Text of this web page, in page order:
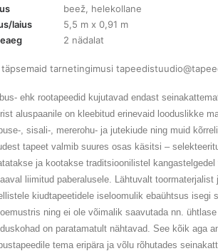
beež, helekollane
laius
5,5 m x 0,91 m
2 nädalat
tarnetingimusi
ehk rootapeedid kujutavad endast
aluspaanile on kleebitud erinevaid looduslikke
, sisali-, mererohu- ja jutekiude ning muid
tapeet valmib suures osas käsitsi –
ja kootakse traditsioonilistel
liimitud paberalusele. Lähtuvalt
kiudtapeetidele iseloomulik ebaühtsus isegi
ning ei ole võimalik saavutada nn.
on paratamatult nähtavad. See kõik aga
tema eripära ja võlu rõhutades